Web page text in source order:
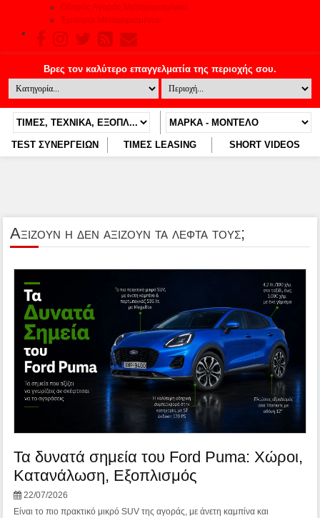
Οδηγός Αγοράς Μεταχειρισμένου
Έμποροι Μεταχειρισμένων
TEST ΣΥΝΕΡΓΕΙΩΝ ΤΙΜΕΣ LEASING SHORT VIDEOS
Αξιζουν η δεν αξιζουν τα λεφτα τους;
Τα δυνατά σημεία του Ford Puma: Χώροι,
Κατανάλωση, Εξοπλισμός
22/07/2026
Είναι το πιο πρακτικό μικρό SUV της αγοράς, με άνετη καμπίνα και